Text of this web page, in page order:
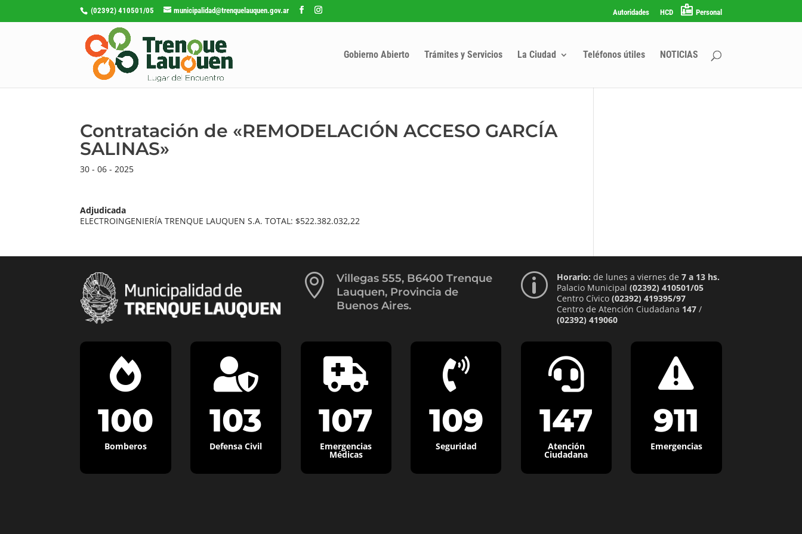
(02392) 410501/05 municipalidad@trenquelauquen.gov.ar Autoridades HCD Personal
Gobierno Abierto Trámites y Servicios La Ciudad Teléfonos útiles NOTICIAS
Contratación de «REMODELACIÓN ACCESO GARCÍA
SALINAS»
30 - 06 - 2025
Adjudicada
ELECTROINGENIERÍA TRENQUE LAUQUEN S.A. TOTAL: $522.382.032,22

Villegas 555, B6400 Trenque
Lauquen, Provincia de
Buenos Aires.
p Horario: de lunes a viernes de 7 a 13 hs.
Palacio Municipal (02392) 410501/05
Centro Cívico (02392) 419395/97
Centro de Atención Ciudadana 147/
(02392) 419060

100
Bomberos

103
Defensa Civil

107
Emergencias
Médicas

109
Seguridad

147
Atención
Ciudadana

911
Emergencias